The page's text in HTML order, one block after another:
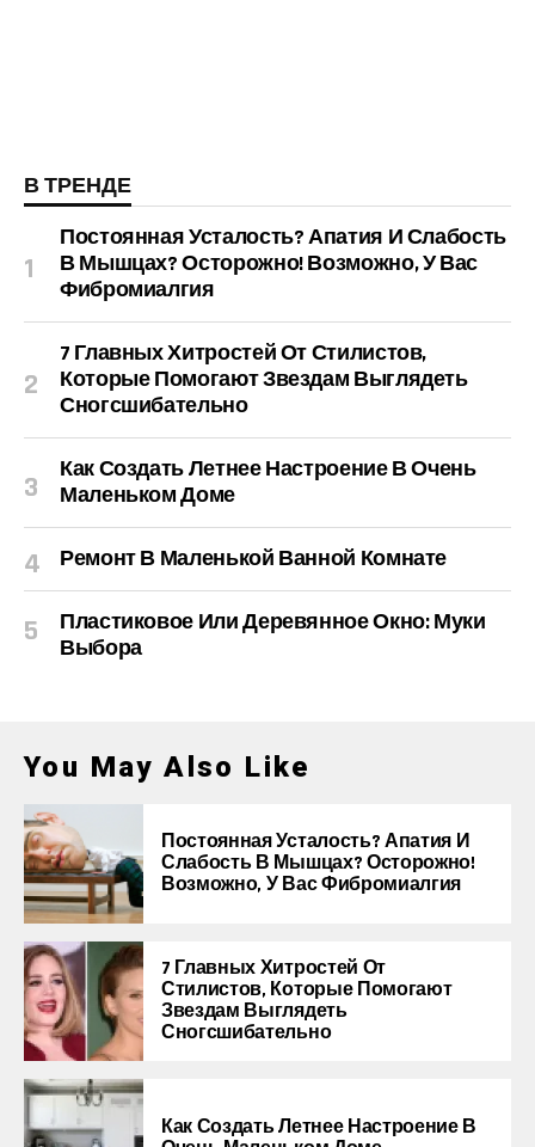
В ТРЕНДЕ
Постоянная Усталость? Апатия И Слабость
В Мышцах? Осторожно! Возможно, У Вас
Фибромиалгия
7 Главных Хитростей От Стилистов,
Которые Помогают Звездам Выглядеть
Сногсшибательно
Как Создать Летнее Настроение В Очень
Маленьком Доме
Ремонт В Маленькой Ванной Комнате
Пластиковое Или Деревянное Окно: Муки
Выбора
You May Also Like
Постоянная Усталость? Апатия И
Слабость В Мышцах? Осторожно!
Возможно, У Вас Фибромиалгия
7 Главных Хитростей От
Стилистов, Которые Помогают
Звездам Выглядеть
Сногсшибательно
Как Создать Летнее Настроение В